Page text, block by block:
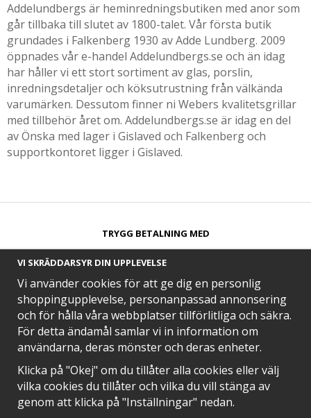
Addelundbergs är heminredningsbutiken med anor som
går tillbaka till slutet av 1800-talet. Vår första butik
grundades i Falkenberg 1930 av Adde Lundberg. 2009
öppnades vår e-handel Addelundbergs.se och än idag
har håller vi ett stort sortiment av glas, porslin,
inredningsdetaljer och köksutrustning från välkända
varumärken. Dessutom finner ni Webers kvalitetsgrillar
med tillbehör året om. Addelundbergs.se är idag en del
av Önska med lager i Gislaved och Falkenberg och
supportkontoret ligger i Gislaved.
TRYGG BETALNING MED​
SNABB LEVERANS MED
EN DEL AV
VI SKRÄDDARSYR DIN UPPLEVELSE
Vi använder cookies för att ge dig en personlig
shoppingupplevelse, personanpassad annonsering
och för hålla våra webbplatser tillförlitliga och säkra.
För detta ändamål samlar vi in information om
användarna, deras mönster och deras enheter.
Klicka på "Okej" om du tillåter alla cookies eller välj
vilka cookies du tillåter och vilka du vill stänga av
genom att klicka på "Inställningar" nedan.